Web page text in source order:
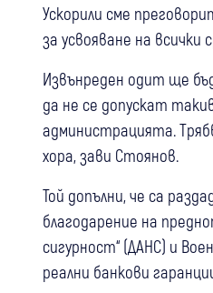
Ускорили сме
за усвояване на
Извънреден одит ще
да не се допускат
администрацията.
хора, зави Стоянов.
Той допълни, че са
благодарение на
сигурност“ (ДАНС) и
реални банкови
Банско 05 авг